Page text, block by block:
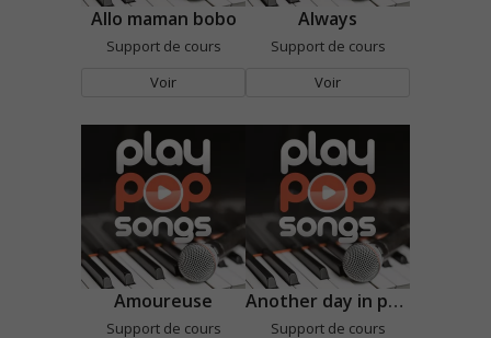
Allo maman bobo
Support de cours
Voir
Always
Support de cours
Voir
Amoureuse
Support de cours
Another day in paradise
Support de cours